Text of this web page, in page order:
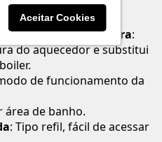
Aceitar Cookies
: Ducha desliga
a água quente.
de temperatura:
do aquecedor e substitui
de funcionamento da
área de banho.
: Tipo refil, fácil de acessar